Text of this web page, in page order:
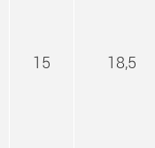
15 18,5